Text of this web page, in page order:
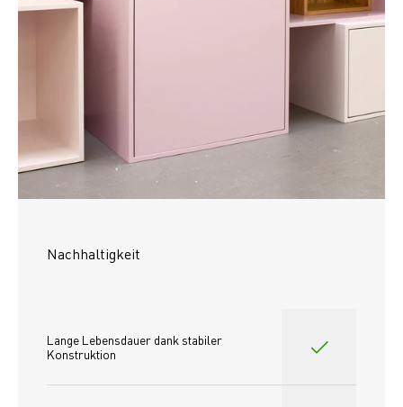
Nachhaltigkeit
Lange Lebensdauer dank stabiler
Konstruktion